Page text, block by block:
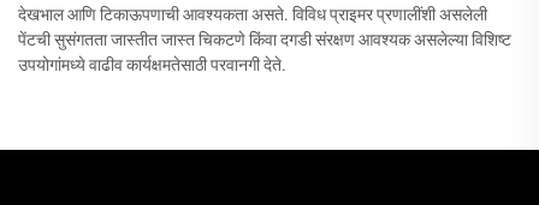
देखभाल आणि टिकाऊपणाची आवश्यकता असते. विविध प्राइमर प्रणालींशी असलेली
पेंटची सुसंगतता जास्तीत जास्त चिकटणे किंवा दगडी संरक्षण आवश्यक असलेल्या विशिष्ट
उपयोगांमध्ये वाढीव कार्यक्षमतेसाठी परवानगी देते.